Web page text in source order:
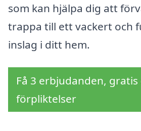
som kan hjälpa dig att
trappa till ett vackert och
inslag i ditt hem.
Få 3 erbjudanden,
förpliktelser